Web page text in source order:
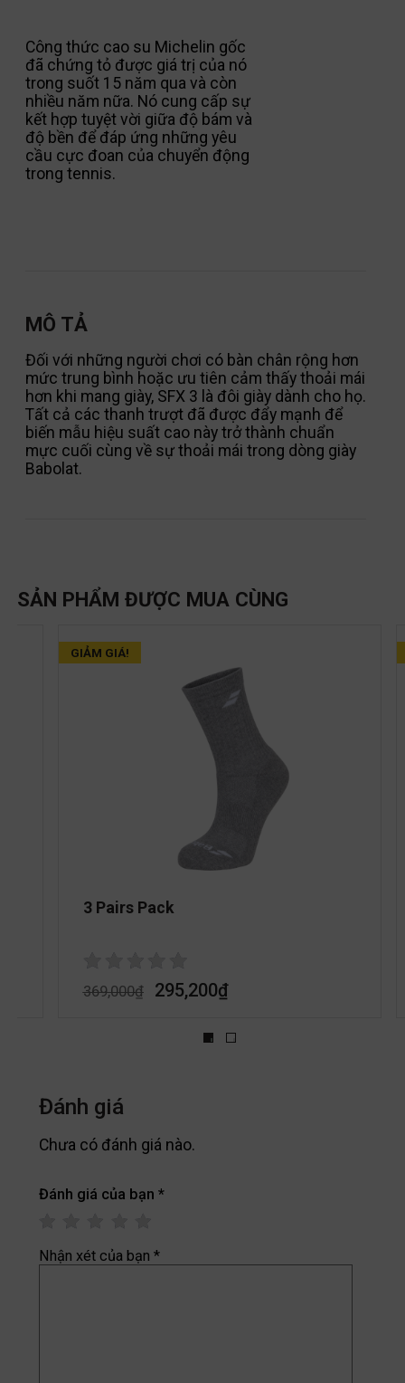
Công thức cao su Michelin gốc
đã chứng tỏ được giá trị của nó
trong suốt 15 năm qua và còn
nhiều năm nữa. Nó cung cấp sự
kết hợp tuyệt vời giữa độ bám và
độ bền để đáp ứng những yêu
cầu cực đoan của chuyển động
trong tennis.
MÔ TẢ
Đối với những người chơi có bàn chân rộng hơn
mức trung bình hoặc ưu tiên cảm thấy thoải mái
hơn khi mang giày, SFX 3 là đôi giày dành cho họ.
Tất cả các thanh trượt đã được đẩy mạnh để
biến mẫu hiệu suất cao này trở thành chuẩn
mực cuối cùng về sự thoải mái trong dòng giày
Babolat.
SẢN PHẨM ĐƯỢC MUA CÙNG
GIẢM GIÁ!
3 Pairs Pack
369,000₫ 295,200₫
Đánh giá
Chưa có đánh giá nào.
Đánh giá của bạn *
Nhận xét của bạn *